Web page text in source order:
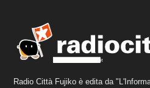
Radio Città Fujiko è edita da